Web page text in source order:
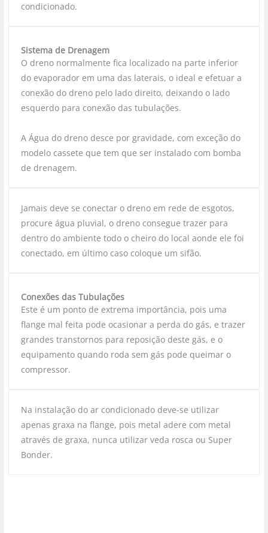
condicionado.
Sistema de Drenagem
O dreno normalmente fica localizado na parte inferior
do evaporador em uma das laterais, o ideal e efetuar a
conexão do dreno pelo lado direito, deixando o lado
esquerdo para conexão das tubulações.
A Água do dreno desce por gravidade, com exceção do
modelo cassete que tem que ser instalado com bomba
de drenagem.
Jamais deve se conectar o dreno em rede de esgotos,
procure água pluvial, o dreno consegue trazer para
dentro do ambiente todo o cheiro do local aonde ele foi
conectado, em último caso coloque um sifão.
Conexões das Tubulações
Este é um ponto de extrema importância, pois uma
flange mal feita pode ocasionar a perda do gás, e trazer
grandes transtornos para reposição deste gás, e o
equipamento quando roda sem gás pode queimar o
compressor.
Na instalação do ar condicionado deve-se utilizar
apenas graxa na flange, pois metal adere com metal
através de graxa, nunca utilizar veda rosca ou Super
Bonder.